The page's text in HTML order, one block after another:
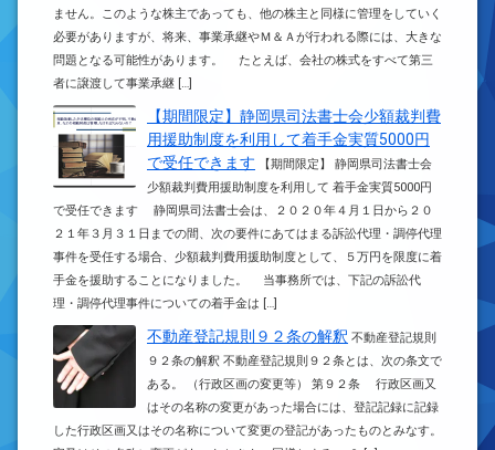
ません。このような株主であっても、他の株主と同様に管理をしていく
必要がありますが、将来、事業承継やＭ＆Ａが行われる際には、大きな
問題となる可能性があります。 たとえば、会社の株式をすべて第三
者に譲渡して事業承継 […]
【期間限定】静岡県司法書士会少額裁判費
用援助制度を利用して着手金実質5000円
で受任できます
【期間限定】 静岡県司法書士会
少額裁判費用援助制度を利用して 着手金実質5000円
で受任できます 静岡県司法書士会は、２０２０年４月１日から２０
２１年３月３１日までの間、次の要件にあてはまる訴訟代理・調停代理
事件を受任する場合、少額裁判費用援助制度として、５万円を限度に着
手金を援助することになりました。 当事務所では、下記の訴訟代
理・調停代理事件についての着手金は […]
不動産登記規則９２条の解釈 不動産登記規則
９２条の解釈 不動産登記規則９２条とは、次の条文で
ある。 （行政区画の変更等） 第９２条 行政区画又
はその名称の変更があった場合には、登記記録に記録
した行政区画又はその名称について変更の登記があったものとみなす。